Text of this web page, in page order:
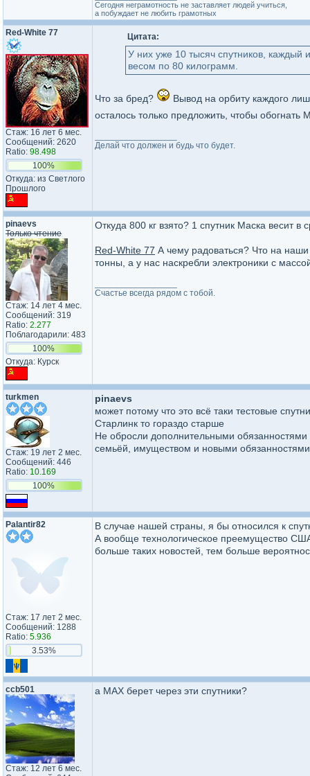
Сегодня неграмотность не заставляет людей учиться,
а побуждает не любить грамотных
Red-White 77
Стаж: 16 лет 6 мес.
Сообщений: 2620
Ratio: 98.498
100%
Откуда: из Светлого
Прошлого
Цитата:
У них уже 10 тысяч спутников, каждый
весом по 80 килограмм.
Что за бред?
Вывод на орбиту каждого
осталось только предложить, чтобы обогнать
Делай что должен и будь что будет.
pinaevs
Только чтение
Стаж: 14 лет 4 мес.
Сообщений: 319
Ratio: 2.277
Поблагодарили: 483
100%
Откуда: Курск
Откуда 800 кг взято? 1 спутник Маска весит
Red-White 77 А чему радоваться? Что на
тонны, а у нас наскребли электроники с
Счастье всегда рядом с тобой.
turkmen
Стаж: 19 лет 2 мес.
Сообщений: 446
Ratio: 10.169
100%
pinaevs
может потому что это всё таки тестовые
Старлинк то гораздо старше
Не обросли дополнительными обязанностями
семьёй, имуществом и новыми
Palantir82
Стаж: 17 лет 2 мес.
Сообщений: 1288
Ratio: 5.936
3.53%
В случае нашей страны, я бы относился к
А вообще технологическое преемущество
больше таких новостей, тем больше
ccb501
Стаж: 12 лет 6 мес.
а МАХ берет через эти спутники?